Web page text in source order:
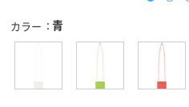
カラー 青